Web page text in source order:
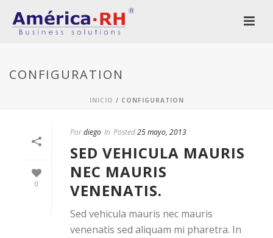
CONFIGURATION
INICIO / CONFIGURATION
0
Pordiego In Posted25 mayo, 2013
SED VEHICULA MAURIS
NEC MAURIS
VENENATIS.
Sed vehicula mauris nec mauris
venenatis sed aliquam mi pharetra. In